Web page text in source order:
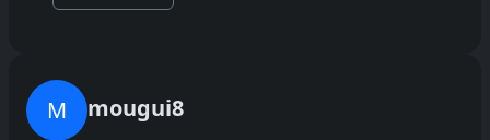
M
mougui8